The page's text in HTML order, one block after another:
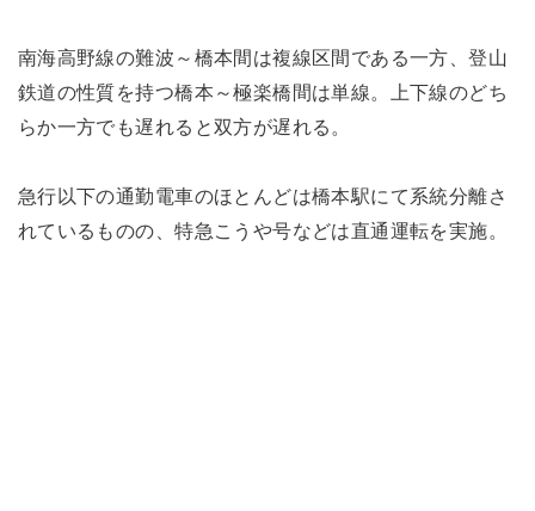
南海高野線の難波～橋本間は複線区間である一方、登山
鉄道の性質を持つ橋本～極楽橋間は単線。上下線のどち
らか一方でも遅れると双方が遅れる。
急行以下の通勤電車のほとんどは橋本駅にて系統分離さ
れているものの、特急こうや号などは直通運転を実施。